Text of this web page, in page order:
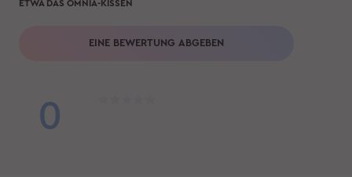
ETWA DAS OMNIA-KISSEN
EINE BEWERTUNG ABGEBEN
0